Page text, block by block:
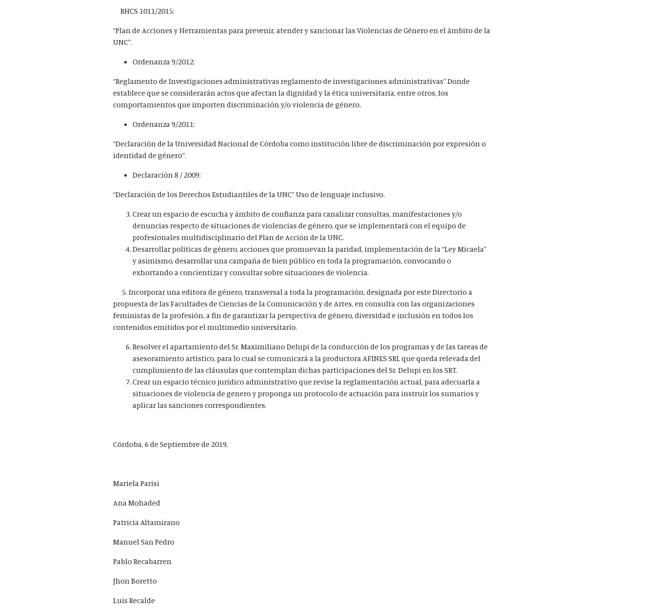
RHCS 1011/2015:
“Plan de Acciones y Herramientas para prevenir, atender y sancionar las Violencias de Género en el ámbito de la
UNC”.
Ordenanza 9/2012:
“Reglamento de Investigaciones administrativas reglamento de investigaciones administrativas” Donde
establece que se considerarán actos que afectan la dignidad y la ética universitaria, entre otros, Ios
comportamientos que importen discriminación y/o violencia de género.
Ordenanza 9/2011:
“Declaración de la Universidad Nacional de Córdoba como institución libre de discriminación por expresión o
identidad de género”.
Declaración 8 / 2009:
“Declaración de los Derechos Estudiantiles de la UNC” Uso de lenguaje inclusivo.
Crear un espacio de escucha y ámbito de confianza para canalizar consultas, manifestaciones y/o
denuncias respecto de situaciones de violencias de género, que se implementará con el equipo de
profesionales multidisciplinario del Plan de Acción de la UNC.
Desarrollar políticas de género, acciones que promuevan la paridad, implementación de la “Ley Micaela”
y asimismo, desarrollar una campaña de bien público en toda la programación, convocando o
exhortando a concientizar y consultar sobre situaciones de violencia.
5. Incorporar una editora de género, transversal a toda la programación, designada por este Directorio a
propuesta de las Facultades de Ciencias de la Comunicación y de Artes, en consulta con las organizaciones
feministas de la profesión, a fin de garantizar la perspectiva de género, diversidad e inclusión en todos los
contenidos emitidos por el multimedio universitario.
Resolver el apartamiento del Sr. Maximiliano Delupi de la conducción de los programas y de las tareas de
asesoramiento artístico, para lo cual se comunicará a la productora AFINES SRL que queda relevada del
cumplimiento de las cláusulas que contemplan dichas participaciones del Sr. Delupi en los SRT.
Crear un espacio técnico jurídico administrativo que revise la reglamentación actual, para adecuarla a
situaciones de violencia de genero y proponga un protocolo de actuación para instruir los sumarios y
aplicar las sanciones correspondientes.
Córdoba, 6 de Septiembre de 2019.
Mariela Parisi
Ana Mohaded
Patricia Altamirano
Manuel San Pedro
Pablo Recabarren
Jhon Boretto
Luis Recalde